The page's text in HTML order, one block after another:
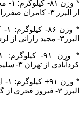
از البرز ۳- کامران صفرزاده از گیلان و دیبا طاعتی از کردستان
البرز۳- مجید رازانی از لرستان و صابر سعیدی از اردبیل
کردآبادی از تهران ۳- سلیم محمدی از آذربایجان غربی
البرز ۳- فیروز فخری از گیلان و بهروز فرهادی از گلستان